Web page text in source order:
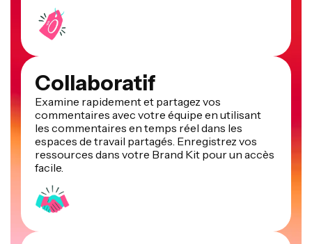
Collaboratif
Examine rapidement et partagez vos
commentaires avec votre équipe en utilisant
les commentaires en temps réel dans les
espaces de travail partagés. Enregistrez vos
ressources dans votre Brand Kit pour un accès
facile.